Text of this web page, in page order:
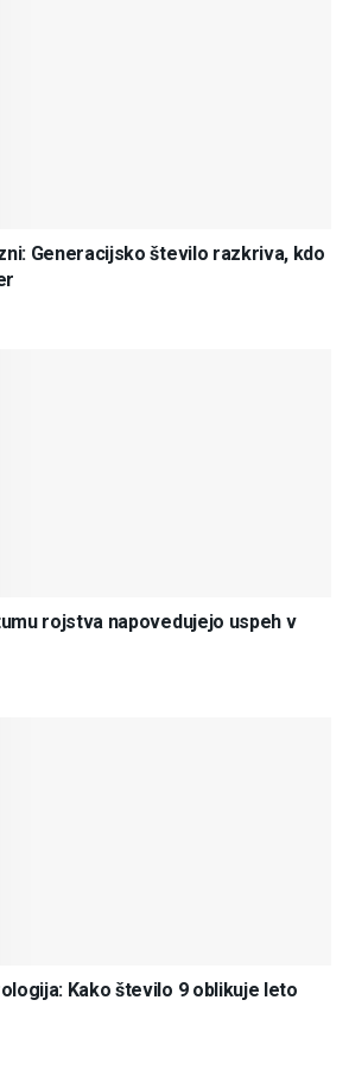
Generacijsko število razkriva, kdo
rojstva napovedujejo uspeh v
Kako število 9 oblikuje leto